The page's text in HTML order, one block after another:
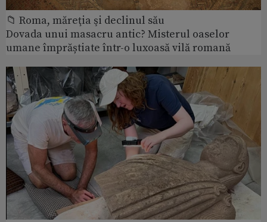
📁 Roma, măreţia şi declinul său
Dovada unui masacru antic? Misterul oaselor
umane împrăștiate într-o luxoasă vilă romană